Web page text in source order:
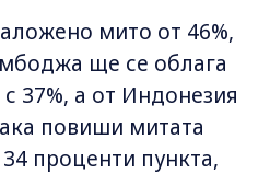
мито от 46%,
ще се облага
37%, а от Индонезия
повиши митата
проценти пункта,